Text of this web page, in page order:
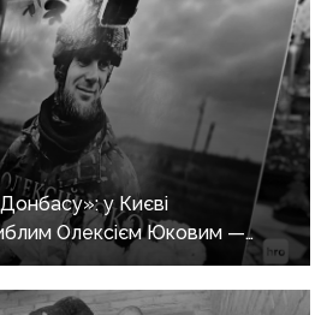
у Києві
Олексієм Юковим —
«Плацдарм»